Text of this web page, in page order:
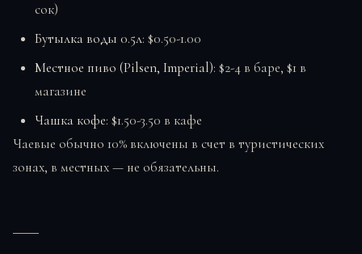
сок)
Бутылка воды 0.5л: $0.50-1.00
Местное пиво (Pilsen, Imperial): $2-4 в баре, $1 в
магазине
Чашка кофе: $1.50-3.50 в кафе
Чаевые обычно 10% включены в счет в туристических
зонах, в местных — не обязательны.